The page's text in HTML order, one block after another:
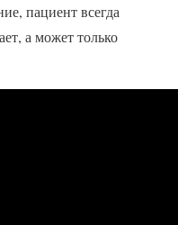
пациент всегда
а может только